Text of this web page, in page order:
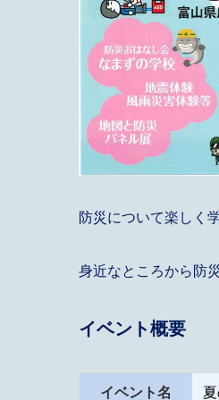
防災について楽しく
身近なところから防
イベント概要
イベント名